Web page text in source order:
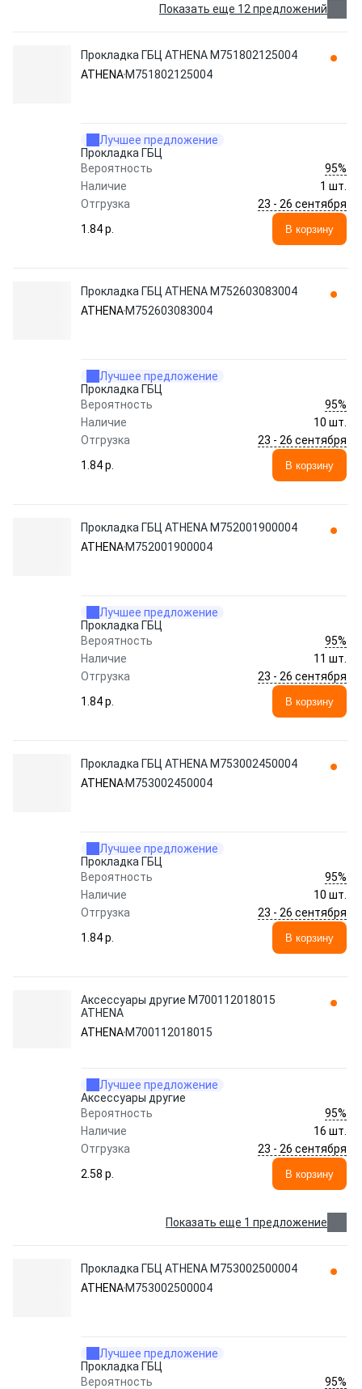
Показать еще 12 предложений
Прокладка ГБЦ ATHENA M751802125004
ATHENA M751802125004
Лучшее предложение
Прокладка ГБЦ
Вероятность
95%
Наличие
1 шт.
Отгрузка
23 - 26 сентября
1.84 p.
В корзину
Прокладка ГБЦ ATHENA M752603083004
ATHENA M752603083004
Лучшее предложение
Прокладка ГБЦ
Вероятность
95%
Наличие
10 шт.
Отгрузка
23 - 26 сентября
1.84 p.
В корзину
Прокладка ГБЦ ATHENA M752001900004
ATHENA M752001900004
Лучшее предложение
Прокладка ГБЦ
Вероятность
95%
Наличие
11 шт.
Отгрузка
23 - 26 сентября
1.84 p.
В корзину
Прокладка ГБЦ ATHENA M753002450004
ATHENA M753002450004
Лучшее предложение
Прокладка ГБЦ
Вероятность
95%
Наличие
10 шт.
Отгрузка
23 - 26 сентября
1.84 p.
В корзину
Аксессуары другие M700112018015
ATHENA
ATHENA M700112018015
Лучшее предложение
Аксессуары другие
Вероятность
95%
Наличие
16 шт.
Отгрузка
23 - 26 сентября
2.58 p.
В корзину
Показать еще 1 предложение
Прокладка ГБЦ ATHENA M753002500004
ATHENA M753002500004
Лучшее предложение
Прокладка ГБЦ
Вероятность
95%